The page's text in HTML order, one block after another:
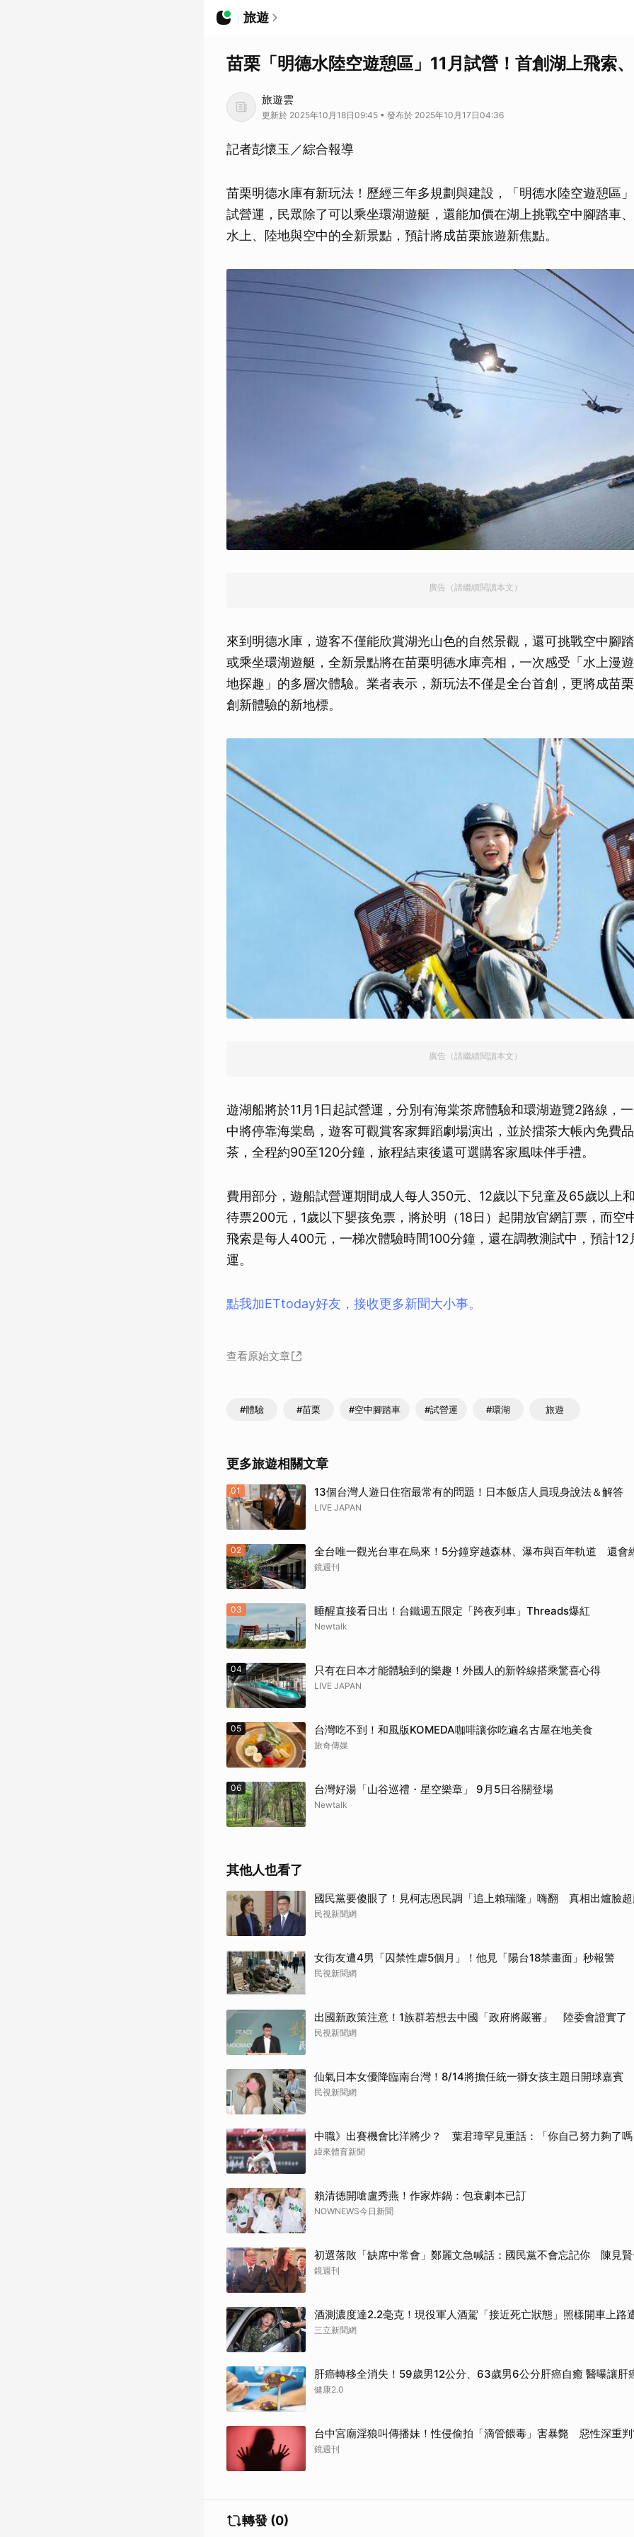
旅遊
苗栗「明德水陸空遊憩區」11月試營！首創湖上飛索
旅遊雲
更新於 2025年10月18日09:45 • 發布於 2025年10月17日04:36
記者彭懷玉／綜合報導
苗栗明德水庫有新玩法！歷經三年多規劃與建設，「明德水陸空遊憩區
試營運，民眾除了可以乘坐環湖遊艇，還能加價在湖上挑戰空中腳踏車
水上、陸地與空中的全新景點，預計將成苗栗旅遊新焦點。
廣告（請繼續閱讀本文）
來到明德水庫，遊客不僅能欣賞湖光山色的自然景觀，還可挑戰空中腳
或乘坐環湖遊艇，全新景點將在苗栗明德水庫亮相，一次感受「水上漫
地探趣」的多層次體驗。業者表示，新玩法不僅是全台首創，更將成苗
創新體驗的新地標。
廣告（請繼續閱讀本文）
遊湖船將於11月1日起試營運，分別有海棠茶席體驗和環湖遊覽2路線，
中將停靠海棠島，遊客可觀賞客家舞蹈劇場演出，並於擂茶大帳內免費
茶，全程約90至120分鐘，旅程結束後還可選購客家風味伴手禮。
費用部分，遊船試營運期間成人每人350元、12歲以下兒童及65歲以上
待票200元，1歲以下嬰孩免票，將於明（18日）起開放官網訂票，而空
飛索是每人400元，一梯次體驗時間100分鐘，還在調教測試中，預計12
運。
點我加ETtoday好友，接收更多新聞大小事。
查看原始文章
#體驗 #苗栗 #空中腳踏車 #試營運 #環湖 旅遊
更多旅遊相關文章
01 13個台灣人遊日住宿最常有的問題！日本飯店人員現身說法＆解答
LIVE JAPAN
02 全台唯一觀光台車在烏來！5分鐘穿越森林、瀑布與百年軌道 還會
鏡週刊
03 睡醒直接看日出！台鐵週五限定「跨夜列車」Threads爆紅
Newtalk
04 只有在日本才能體驗到的樂趣！外國人的新幹線搭乘驚喜心得
LIVE JAPAN
05 台灣吃不到！和風版KOMEDA咖啡讓你吃遍名古屋在地美食
旅奇傳媒
06 台灣好湯「山谷巡禮・星空樂章」 9月5日谷關登場
Newtalk
其他人也看了
國民黨要傻眼了！見柯志恩民調「追上賴瑞隆」嗨翻 真相出爐臉
民視新聞網
女街友遭4男「囚禁性虐5個月」！他見「陽台18禁畫面」秒報警
民視新聞網
出國新政策注意！1族群若想去中國「政府將嚴審」 陸委會證實了
民視新聞網
仙氣日本女優降臨南台灣！8/14將擔任統一獅女孩主題日開球嘉賓
民視新聞網
中職》出賽機會比洋將少？ 葉君璋罕見重話：「你自己努力夠了
緯來體育新聞
賴清德開嗆盧秀燕！作家炸鍋：包衰劇本已訂
NOWNEWS今日新聞
初選落敗「缺席中常會」鄭麗文急喊話：國民黨不會忘記你 陳見
鏡週刊
酒測濃度達2.2毫克！現役軍人酒駕「接近死亡狀態」照樣開車上路
三立新聞網
肝癌轉移全消失！59歲男12公分、63歲男6公分肝癌自癒 醫曝讓肝
健康2.0
台中宮廟淫狼叫傳播妹！性侵偷拍「滴管餵毒」害暴斃 惡性深重
鏡週刊
轉發 (0)